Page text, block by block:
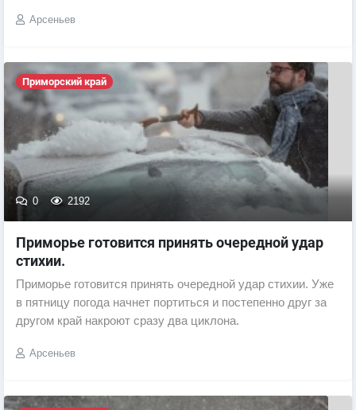
Арсеньев
Приморский край
0 2192
Приморье готовится принять очередной удар
стихии.
Приморье готовится принять очередной удар стихии. Уже
в пятницу погода начнет портиться и постепенно друг за
другом край накроют сразу два циклона.
Арсеньев